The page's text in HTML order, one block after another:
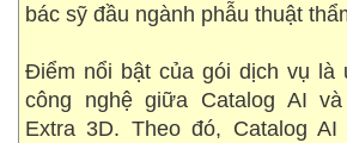
bác sỹ đầu ngành phẫu thuật
Điểm nổi bật của gói dịch vụ là
công nghệ giữa Catalog AI
Extra 3D. Theo đó, Catalog AI